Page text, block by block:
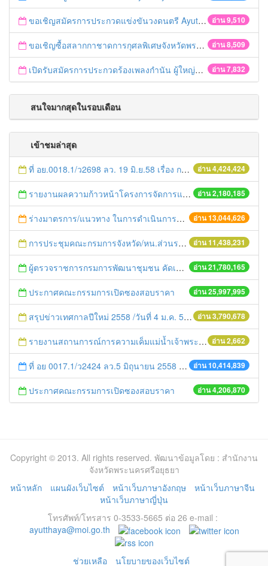
อ่าน 9,510
ขอเชิญสมัครการประกวดแข่งขันวงดนตรี Ayutthaya battle of the bands
อ่าน 8,509
ขอเชิญซื้อสลากกาชาดการกุศลพิเศษจังหวัดพระนครศรีอยุธยา 2560
อ่าน 7,832
เปิดรับสมัครการประกวดร้องเพลงกำนัน ผู้ใหญ่บ้าน ฯลฯ
สนใจมากสุดในรอบเดือน
เข้าชมล่าสุด
อ่าน 4,424,424
ที่ อย.0018.1/ว2698 ลว. 19 มิ.ย.58 เรื่อง การแก้ไขปัญหาหนี้สินให้แก่เกษตรกร
อ่าน 2,180,185
รายงานผลความก้าวหน้าโครงการจัดการแก้ไขปัญหาขยะ สัปดาห์ที่ 9/2558
อ่าน 13,044,626
ร่างมาตรการ/แนวทาง ในการดำเนินการประกอบการตรวจราชการแบบบูรณาการ
อ่าน 11,438,231
การประชุมคณะกรมการจังหวัด/หน.ส่วนราชการประจำเดือน มิถุนายน 2558
อ่าน 21,780,165
ผู้ตรวจราชการกรมการพัฒนาชุมชน คัดเลือกข้าราชการและลูกจ้างดีเด่น และหน่วยงานพัฒนาชุมชนใสสะอาด ประจำปี ๒๕๕๔
อ่าน 25,997,995
ประกาศคณะกรรมการเปิดซองสอบราคา
อ่าน 3,790,678
สรุปข่าวเทศกาลปีใหม่ 2558 /วันที่ 4 ม.ค. 58
อ่าน 2,662
รายงานสถานการณ์การความเค็มแม่น้ำเจ้าพระยา ประจำวันที่ 10 มีนาคม 2557
อ่าน 10,414,839
ที่ อย 0017.1/ว2424 ลว.5 มิถุนายน 2558 เรื่อง แจ้งกำหนดตรวจประเมินและให้คะแนนหน่วยงานที่สมัครเข้าร่วมโครงการพัฒนาหน่วยงานต้นแบบในการจัดตั้งศูนย์ข้อมูลข่าวสารของราชการฯ ประจำปีงบประมาณ พ.ศ. 2558
อ่าน 4,206,870
ประกาศคณะกรรมการเปิดซองสอบราคา
Copyright © 2013. All rights reserved. พัฒนาข้อมูลโดย : สำนักงาน
จังหวัดพระนครศรีอยุธยา
หน้าหลัก
แผนผังเว็บไซต์ หน้าเว็บภาษาอังกฤษ
หน้าเว็บภาษาจีน
หน้าเว็บภาษาญี่ปุ่น
โทรศัพท์/โทรสาร 0-3533-5665 ต่อ 26 e-mail :
ayutthaya@moi.go.th
ช่วยเหลือ นโยบายของเว็บไซต์